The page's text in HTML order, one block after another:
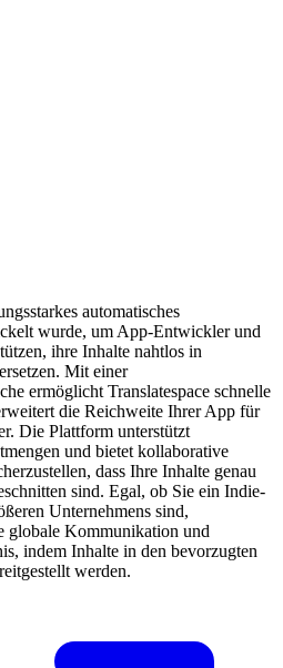
automatisches
wurde, um App-Entwickler und
ihre Inhalte nahtlos in
Mit einer
ermöglicht Translatespace schnelle
die Reichweite Ihrer App für
Die Plattform unterstützt
und bietet kollaborative
dass Ihre Inhalte genau
sind. Egal, ob Sie ein Indie-
Unternehmens sind,
globale Kommunikation und
indem Inhalte in den bevorzugten
werden.